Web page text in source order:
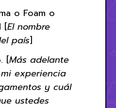
o Foam o
[El nombre
país]
[Más adelante
experiencia
y cuál
ustedes